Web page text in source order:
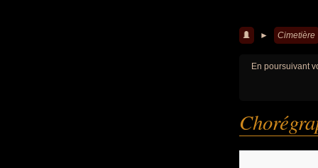
► Cimetière
En poursuivant